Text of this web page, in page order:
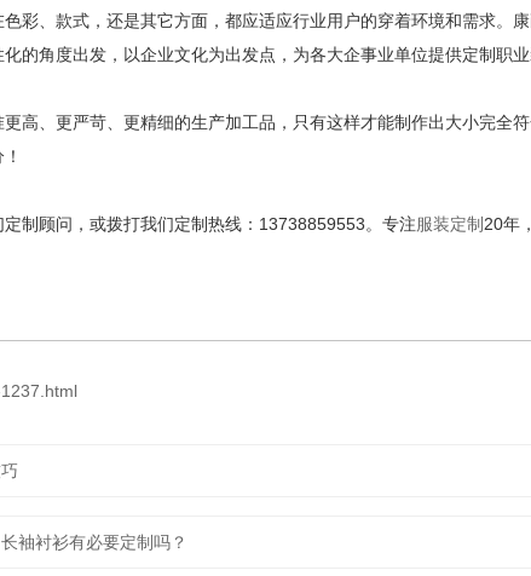
彩、款式，还是其它方面，都应适应行业用户的穿着环境和需求。
的角度出发，以企业文化为出发点，为各大企事业单位提供定制职业
高、更严苛、更精细的生产加工品，只有这样才能制作出大小完全
制顾问，或拨打我们定制热线：13738859553。专注服装定制 20年
袖衬衫有必要定制吗？